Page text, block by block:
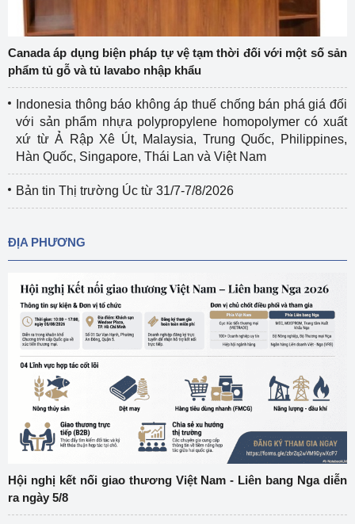
Canada áp dụng biện pháp tự vệ tạm thời đối với một số sản
phẩm tủ gỗ và tủ lavabo nhập khẩu
Indonesia thông báo không áp thuế chống bán phá giá đối
với sản phẩm nhựa polypropylene homopolymer có xuất
xứ từ Ả Rập Xê Út, Malaysia, Trung Quốc, Philippines,
Hàn Quốc, Singapore, Thái Lan và Việt Nam
Bản tin Thị trường Úc từ 31/7-7/8/2026
ĐỊA PHƯƠNG
Hội nghị kết nối giao thương Việt Nam - Liên bang Nga diễn
ra ngày 5/8